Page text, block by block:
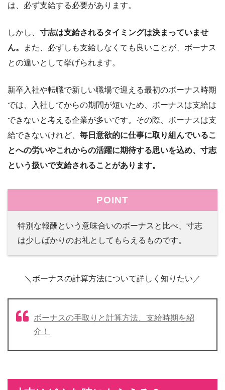
は、必ず支給する必要があります。
しかし、 寸志は支給されるタイミングは決まっていませ
ん。
また、必ずしも支給しなくても良いことが、ボーナス
との違いとして挙げられます。
新卒入社や転職で新しい職場で迎える最初のボーナス時期
では、入社してからの期間が短いため、ボーナスは支給は
できないと考える企業が多いです。その際、ボーナスは支
給できないけれど、 毎日意欲的に仕事に取り組んでいるこ
とへの労いやこれからの活躍に期待する思いを込め、寸志
という扱いで支給されることがあります。
POINT
特別な報酬という意味合いのボーナスと比べ、寸志
は少しばかりのお礼としてもらえるものです。
＼ボーナスの計算方法について詳しく知りたい／
ボーナスの手取りと計算方法、支給時期を紹
介！